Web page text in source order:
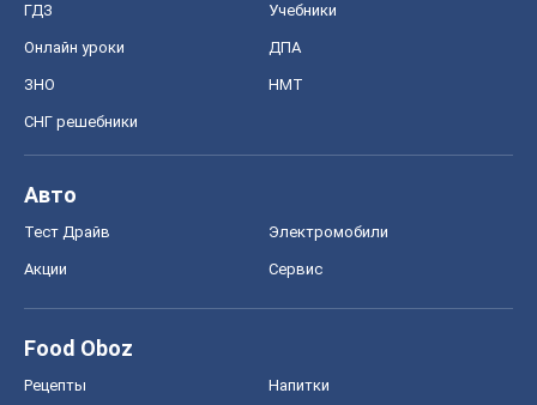
ГДЗ Учебники
Онлайн уроки ДПА
ЗНО НМТ
СНГ решебники
Авто
Тест Драйв Электромобили
Акции Сервис
Food Oboz
Рецепты Напитки